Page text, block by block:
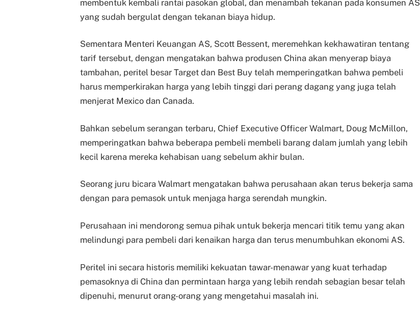
membentuk kembali rantai pasokan global, dan menambah tekanan pada konsumen AS
yang sudah bergulat dengan tekanan biaya hidup.
Sementara Menteri Keuangan AS, Scott Bessent, meremehkan kekhawatiran tentang
tarif tersebut, dengan mengatakan bahwa produsen China akan menyerap biaya
tambahan, peritel besar Target dan Best Buy telah memperingatkan bahwa pembeli
harus memperkirakan harga yang lebih tinggi dari perang dagang yang juga telah
menjerat Mexico dan Canada.
Bahkan sebelum serangan terbaru, Chief Executive Officer Walmart, Doug McMillon,
memperingatkan bahwa beberapa pembeli membeli barang dalam jumlah yang lebih
kecil karena mereka kehabisan uang sebelum akhir bulan.
Seorang juru bicara Walmart mengatakan bahwa perusahaan akan terus bekerja sama
dengan para pemasok untuk menjaga harga serendah mungkin.
Perusahaan ini mendorong semua pihak untuk bekerja mencari titik temu yang akan
melindungi para pembeli dari kenaikan harga dan terus menumbuhkan ekonomi AS.
Peritel ini secara historis memiliki kekuatan tawar-menawar yang kuat terhadap
pemasoknya di China dan permintaan harga yang lebih rendah sebagian besar telah
dipenuhi, menurut orang-orang yang mengetahui masalah ini.